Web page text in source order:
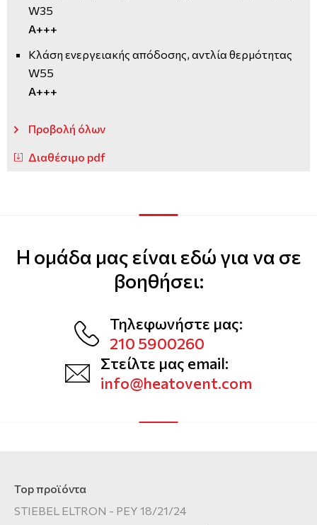
W35
A+++
Κλάση ενεργειακής απόδοσης, αντλία θερμότητας
W55
A+++
Προβολή όλων
Διαθέσιμο pdf
Η ομάδα μας είναι εδώ για να σε
βοηθήσει:
Τηλεφωνήστε μας:
210 5900260
Στείλτε μας email:
info@heatovent.com
Top προϊόντα
STIEBEL ELTRON - PEY 18/21/24